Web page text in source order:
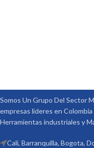
Somos Un Grupo Del Sector
empresas lideres en
Herramientas industriales y
Cali, Barranquilla, Bogota,